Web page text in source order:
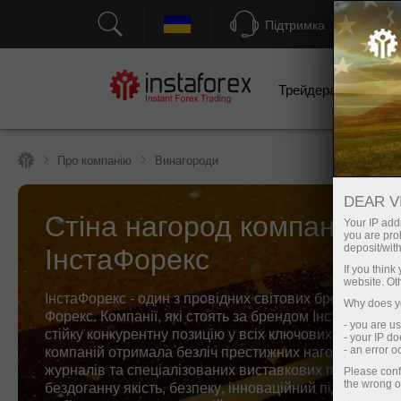
Підтримка
Трейдерам
Про компанію Винагороди
Стіна нагород компанії
ІнстаФорекс
ІнстаФорекс - один з провідних світових брендів на
Форекс. Компанії, які стоять за брендом
стійку конкурентну позицію у всіх ключових
компаній отримала безліч престижних нагород від
журналів та спеціалізованих виставкових проектів за
бездоганну якість, безпеку, інноваційний підхід та
DEAR
Your IP
you are
deposit/
If you
website.
Why does
- you are
- your IP
- an error
Please
the wrong